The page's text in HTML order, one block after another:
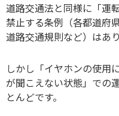
道路交通法と同様に「運
禁止する条例（各都道府
道路交通規則など）はあ
しかし「イヤホンの使用
が聞こえない状態」での
とんどです。